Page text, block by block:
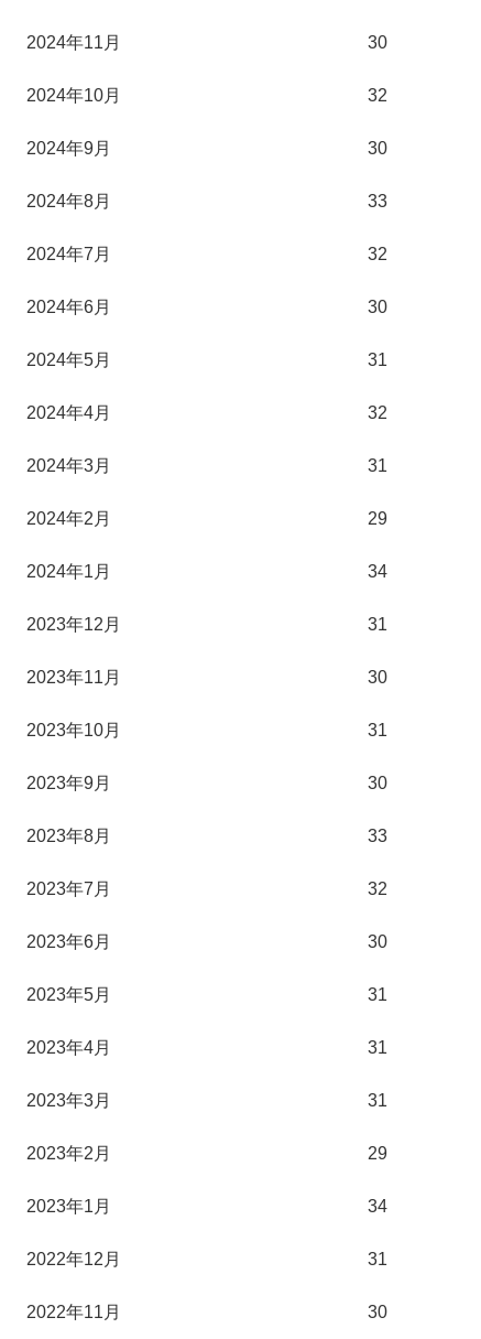
2024年11月 30
2024年10月 32
2024年9月 30
2024年8月 33
2024年7月 32
2024年6月 30
2024年5月 31
2024年4月 32
2024年3月 31
2024年2月 29
2024年1月 34
2023年12月 31
2023年11月 30
2023年10月 31
2023年9月 30
2023年8月 33
2023年7月 32
2023年6月 30
2023年5月 31
2023年4月 31
2023年3月 31
2023年2月 29
2023年1月 34
2022年12月 31
2022年11月 30